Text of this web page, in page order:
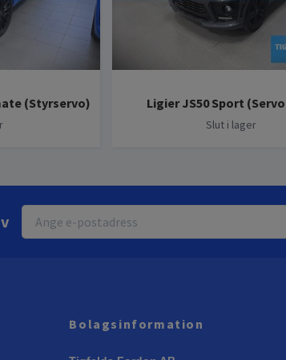
(Styrservo) Ligier JS50 Sport (Servo
Slut i lager
Bolagsinformation